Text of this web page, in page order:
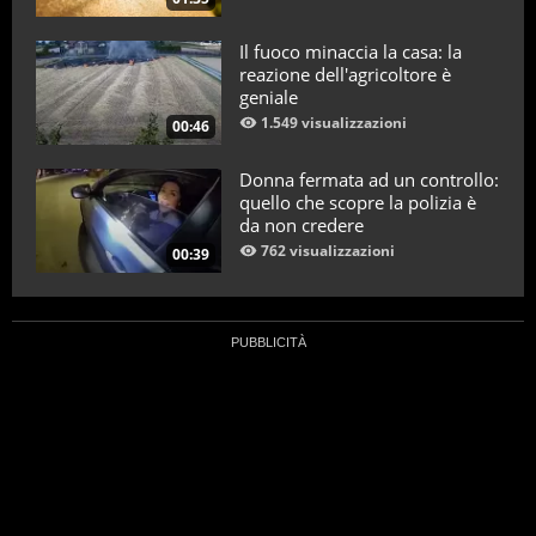
00:46
Il fuoco minaccia la casa: la
reazione dell'agricoltore è
geniale
1.549 visualizzazioni
00:39
Donna fermata ad un controllo:
quello che scopre la polizia è
da non credere
762 visualizzazioni